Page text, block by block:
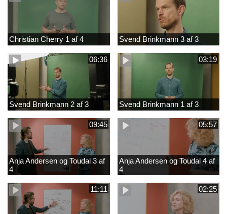
Christian Cherry 1 af 4 Svend Brinkmann 3 af 3
06:36
Svend Brinkmann 2 af 3
03:19
Svend Brinkmann 1 af 3
09:45
Anja Andersen og Toudal 3 af
4
05:57
Anja Andersen og Toudal 4 af
4
11:11 02:25